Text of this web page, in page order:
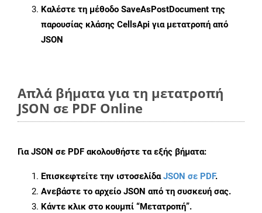
Καλέστε τη μέθοδο SaveAsPostDocument της
παρουσίας κλάσης CellsApi για μετατροπή από
JSON
Απλά βήματα για τη μετατροπή
JSON σε PDF Online
ΓιαJSON σε PDF ακολουθήστε τα εξής βήματα:
Επισκεφτείτε την ιστοσελίδαJSON σε PDF.
Ανεβάστε το αρχείο JSON από τη συσκευή σας.
Κάντε κλικ στο κουμπί “Μετατροπή”.